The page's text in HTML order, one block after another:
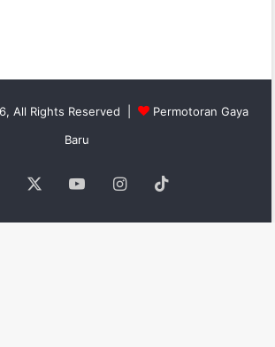
All Rights Reserved |
Permotoran Gaya
Baru
Facebook YouTubeInstagram